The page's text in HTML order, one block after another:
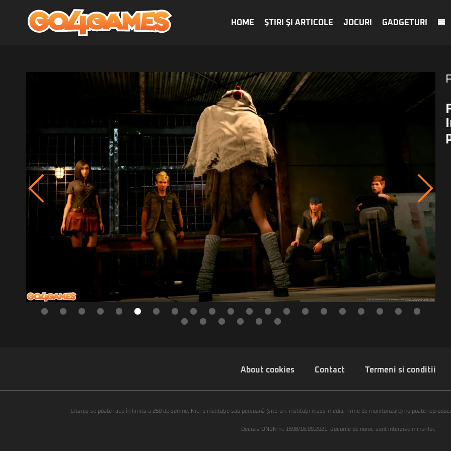
HOME ŞTIRI ŞI ARTICOLE JOCURI GADGETURI
About cookies Contact Termeni si conditii
Citarea se poate face în limita a 250 de semne. Nici o instituţie sau persoană (site-uri, instituţii mass-media, firme de monitorizare) nu poate
Decizia ONJN nr. 1598/16.09.2021. Jocurile de noroc sunt interzise minorilor.